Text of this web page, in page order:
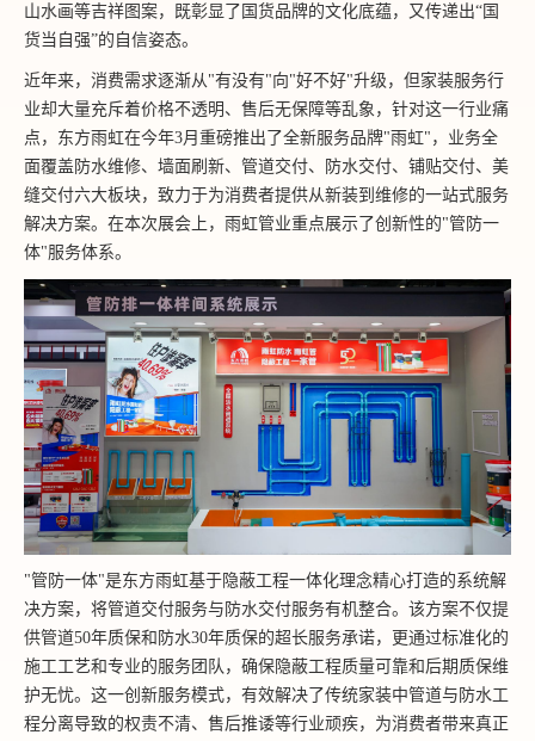
山水画等吉祥图案，既彰显了国货品牌的文化底蕴，又传递出“国
货当自强”的自信姿态。
近年来，消费需求逐渐从"有没有"向"好不好"升级，但家装服务行
业却大量充斥着价格不透明、售后无保障等乱象，针对这一行业痛
点，东方雨虹在今年3月重磅推出了全新服务品牌"雨虹"，业务全
面覆盖防水维修、墙面刷新、管道交付、防水交付、铺贴交付、美
缝交付六大板块，致力于为消费者提供从新装到维修的一站式服务
解决方案。在本次展会上，雨虹管业重点展示了创新性的"管防一
体"服务体系。
"管防一体"是东方雨虹基于隐蔽工程一体化理念精心打造的系统解
决方案，将管道交付服务与防水交付服务有机整合。该方案不仅提
供管道50年质保和防水30年质保的超长服务承诺，更通过标准化的
施工工艺和专业的服务团队，确保隐蔽工程质量可靠和后期质保维
护无忧。这一创新服务模式，有效解决了传统家装中管道与防水工
程分离导致的权责不清、售后推诿等行业顽疾，为消费者带来真正